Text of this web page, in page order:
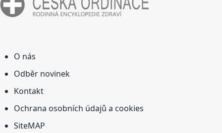
O nás
Odběr novinek
Kontakt
Ochrana osobních údajů a cookies
SiteMAP